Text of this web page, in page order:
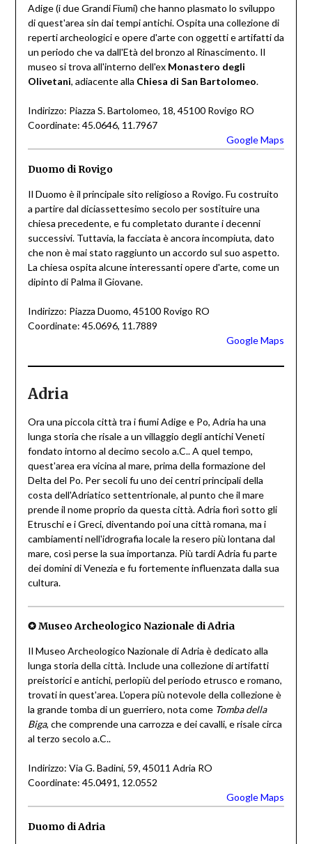
Adige (i due Grandi Fiumi) che hanno plasmato lo sviluppo
di quest'area sin dai tempi antichi. Ospita una collezione di
reperti archeologici e opere d'arte con oggetti e artifatti da
un periodo che va dall'Età del bronzo al Rinascimento. Il
museo si trova all'interno dell'ex Monastero degli
Olivetani, adiacente alla Chiesa di San Bartolomeo.
Indirizzo: Piazza S. Bartolomeo, 18, 45100 Rovigo RO
Coordinate: 45.0646, 11.7967
Google Maps
Duomo di Rovigo
Il Duomo è il principale sito religioso a Rovigo. Fu costruito
a partire dal diciassettesimo secolo per sostituire una
chiesa precedente, e fu completato durante i decenni
successivi. Tuttavia, la facciata è ancora incompiuta, dato
che non è mai stato raggiunto un accordo sul suo aspetto.
La chiesa ospita alcune interessanti opere d'arte, come un
dipinto di Palma il Giovane.
Indirizzo: Piazza Duomo, 45100 Rovigo RO
Coordinate: 45.0696, 11.7889
Google Maps
Adria
Ora una piccola città tra i fiumi Adige e Po, Adria ha una
lunga storia che risale a un villaggio degli antichi Veneti
fondato intorno al decimo secolo a.C.. A quel tempo,
quest'area era vicina al mare, prima della formazione del
Delta del Po. Per secoli fu uno dei centri principali della
costa dell'Adriatico settentrionale, al punto che il mare
prende il nome proprio da questa città. Adria fiorì sotto gli
Etruschi e i Greci, diventando poi una città romana, ma i
cambiamenti nell'idrografia locale la resero più lontana dal
mare, così perse la sua importanza. Più tardi Adria fu parte
dei domini di Venezia e fu fortemente influenzata dalla sua
cultura.
✪ Museo Archeologico Nazionale di Adria
Il Museo Archeologico Nazionale di Adria è dedicato alla
lunga storia della città. Include una collezione di artifatti
preistorici e antichi, perlopiù del periodo etrusco e romano,
trovati in quest'area. L'opera più notevole della collezione è
la grande tomba di un guerriero, nota come Tomba della
Biga, che comprende una carrozza e dei cavalli, e risale circa
al terzo secolo a.C..
Indirizzo: Via G. Badini, 59, 45011 Adria RO
Coordinate: 45.0491, 12.0552
Google Maps
Duomo di Adria